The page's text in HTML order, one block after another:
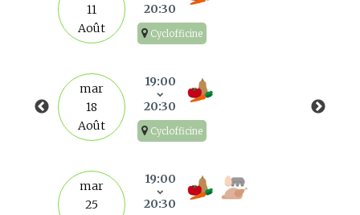
11
Août
20:30
Cyclofficine
mar
18
Août
19:00
20:30
Cyclofficine
mar
25
19:00
20:30